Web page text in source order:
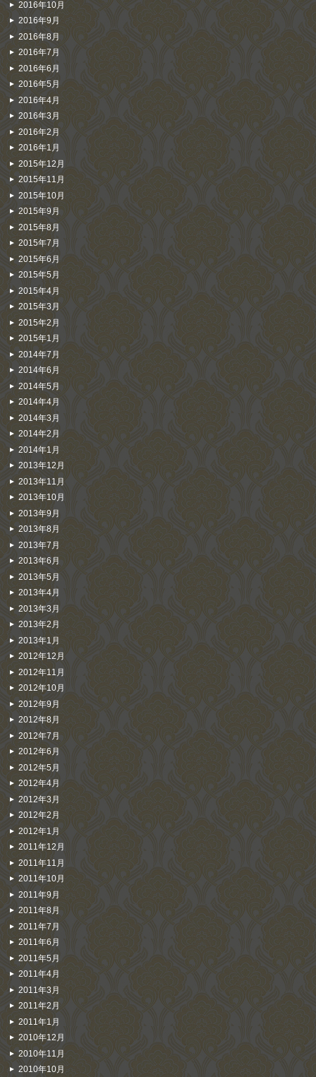
2016年10月
2016年9月
2016年8月
2016年7月
2016年6月
2016年5月
2016年4月
2016年3月
2016年2月
2016年1月
2015年12月
2015年11月
2015年10月
2015年9月
2015年8月
2015年7月
2015年6月
2015年5月
2015年4月
2015年3月
2015年2月
2015年1月
2014年7月
2014年6月
2014年5月
2014年4月
2014年3月
2014年2月
2014年1月
2013年12月
2013年11月
2013年10月
2013年9月
2013年8月
2013年7月
2013年6月
2013年5月
2013年4月
2013年3月
2013年2月
2013年1月
2012年12月
2012年11月
2012年10月
2012年9月
2012年8月
2012年7月
2012年6月
2012年5月
2012年4月
2012年3月
2012年2月
2012年1月
2011年12月
2011年11月
2011年10月
2011年9月
2011年8月
2011年7月
2011年6月
2011年5月
2011年4月
2011年3月
2011年2月
2011年1月
2010年12月
2010年11月
2010年10月